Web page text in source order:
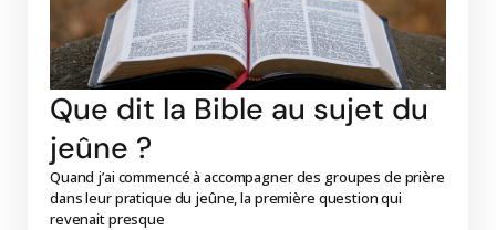
Que dit la Bible au sujet du
jeûne ?
Quand j’ai commencé à accompagner des groupes de prière
dans leur pratique du jeûne, la première question qui
revenait presque